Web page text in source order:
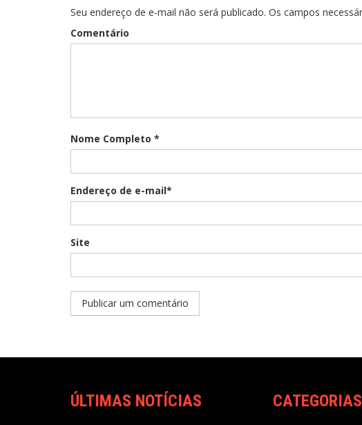
Seu endereço de e-mail não será publicado. Os campos
Comentário
Nome Completo *
Endereço de e-mail*
Site
ÚLTIMAS NOTÍCIAS CATEGORIAS